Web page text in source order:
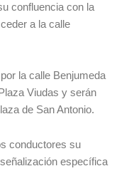
confluencia con la
a la calle
la calle Benjumeda
Viudas y serán
de San Antonio.
conductores su
específica